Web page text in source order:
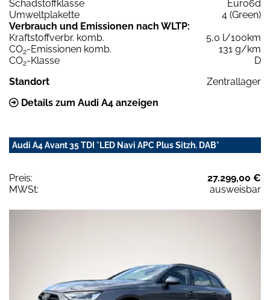
Schadstoffklasse
Euro6d
Umweltplakette
4 (Green)
Verbrauch und Emissionen nach WLTP:
Kraftstoffverbr. komb.
5,0 l/100km
CO2-Emissionen komb.
131 g/km
CO2-Klasse
D
Standort
Zentrallager
Details zum Audi A4 anzeigen
Audi A4 Avant 35 TDI *LED Navi APC Plus Sitzh. DAB*
Preis:
27.299,00 €
MWSt:
ausweisbar